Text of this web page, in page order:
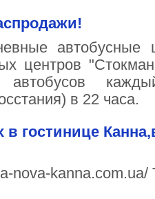
центров
автобусов
в 22 часа.
гостинице
nova-kanna.com.ua/